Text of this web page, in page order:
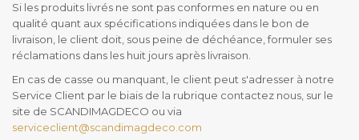
Si les produits livrés ne sont pas conformes en nature ou en
qualité quant aux spécifications indiquées dans le bon de
livraison, le client doit, sous peine de déchéance, formuler ses
réclamations dans les huit jours après livraison.
En cas de casse ou manquant, le client peut s'adresser à notre
Service Client par le biais de la rubrique contactez nous, sur le
site de SCANDIMAGDECO ou via
serviceclient@scandimagdeco.com